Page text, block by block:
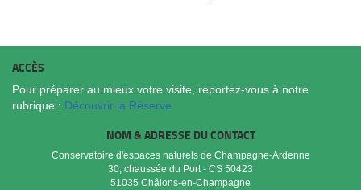
ACCÈS
Pour préparer au mieux votre visite, reportez-vous à notre
rubrique : Découvrir la Réserve
NOM & ADRESSE DU CONTACT
Conservatoire d'espaces naturels de Champagne-Ardenne
30, chaussée du Port - CS 50423
51035 Châlons-en-Champagne